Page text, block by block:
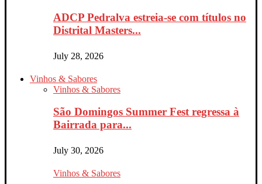
ADCP Pedralva estreia-se com títulos no
Distrital Masters...
July 28, 2026
Vinhos & Sabores
Vinhos & Sabores
São Domingos Summer Fest regressa à
Bairrada para...
July 30, 2026
Vinhos & Sabores